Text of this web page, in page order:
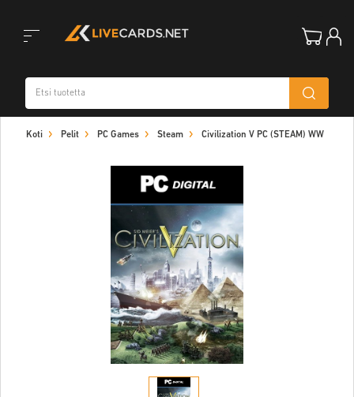
Koti Pelit PC Games Steam Civilization V PC (STEAM) WW